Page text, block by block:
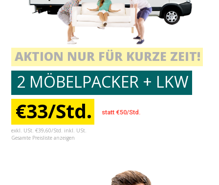
2 MÖBELPACKER + LKW
statt €50/Std.
€33/Std.
AKTION NUR FÜR KURZE ZEIT!
exkl. USt. €39,60/Std. inkl. USt.
Gesamte Preisliste anzeigen